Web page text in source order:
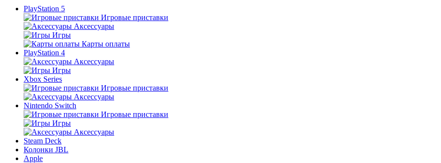
PlayStation 5
Игровые приставки
Аксессуары
Игры
Карты оплаты
PlayStation 4
Аксессуары
Игры
Xbox Series
Игровые приставки
Аксессуары
Nintendo Switch
Игровые приставки
Игры
Аксессуары
Steam Deck
Колонки JBL
Apple